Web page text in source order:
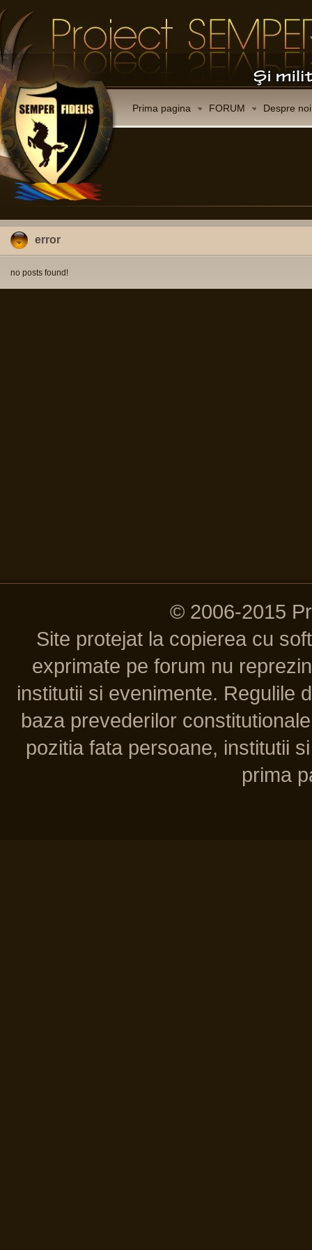
Prima pagina FORUM Despre noi
error
no posts found!
© 2006-2015
Site protejat la copierea cu
exprimate pe forum nu
institutii si evenimente. Regulile
baza prevederilor
pozitia fata persoane, institutii
prima